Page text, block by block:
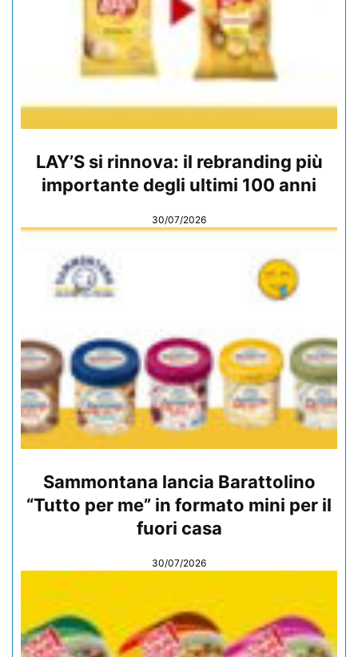
LAY’S si rinnova: il rebranding più
importante degli ultimi 100 anni
30/07/2026
Sammontana lancia Barattolino
“Tutto per me” in formato mini per il
fuori casa
30/07/2026